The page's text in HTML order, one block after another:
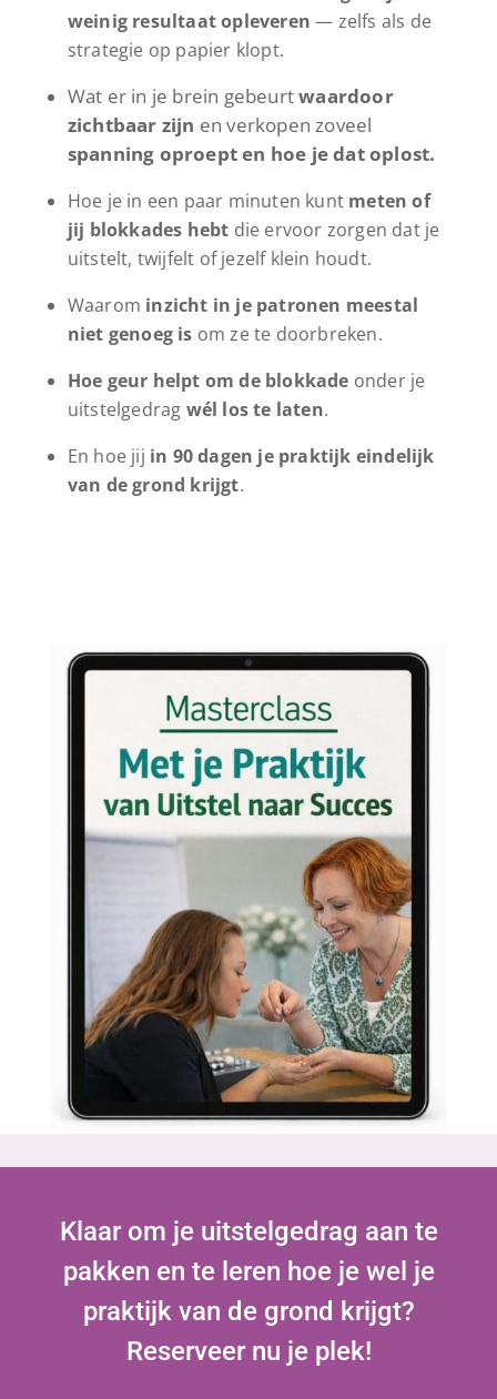
weinig resultaat opleveren — zelfs als de
strategie op papier klopt.
Wat er in je brein gebeurtwaardoor
zichtbaar zijn en verkopen zoveel
spanning oproept en hoe je dat oplost.
Hoe je in een paar minuten kunt meten of
jij blokkades hebt die ervoor zorgen dat je
uitstelt, twijfelt of jezelf klein houdt.
Waarom inzicht in je patronen meestal
niet genoeg is om ze te doorbreken.
Hoe geur helpt om de blokkade onder je
uitstelgedrag wél los te laten.
En hoe jij in 90 dagen je praktijk eindelijk
van de grond krijgt.
Klaar om je uitstelgedrag aan te
pakken en te leren hoe je wel je
praktijk van de grond krijgt?
Reserveer nu je plek!